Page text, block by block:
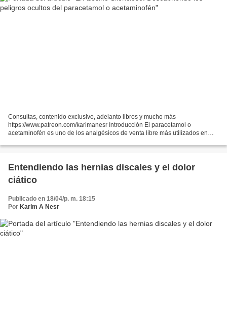
Consultas, contenido exclusivo, adelanto libros y mucho más
https://www.patreon.com/karimanesr Introducción El paracetamol o
acetaminofén es uno de los analgésicos de venta libre más utilizados en
Entendiendo las hernias discales y el dolor
ciático
Publicado en 18/04/p. m. 18:15
Por Karim A Nesr